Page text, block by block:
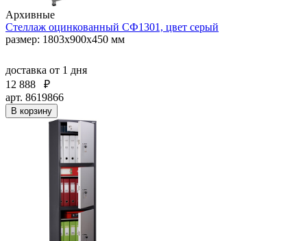
Архивные
Стеллаж оцинкованный СФ1301, цвет серый
размер: 1803x900x450 мм
доставка от 1 дня
12 888
₽
арт. 8619866
В корзину